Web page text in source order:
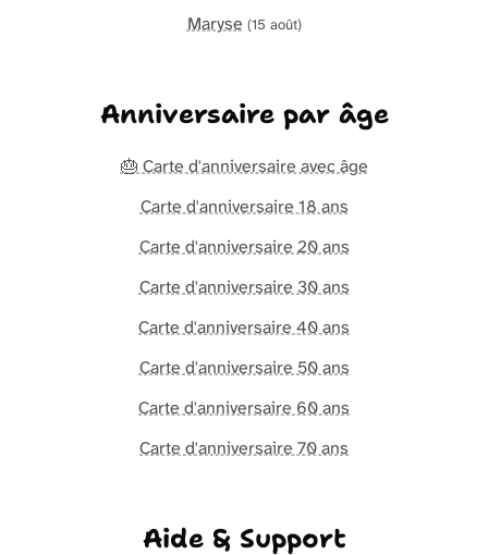
Maryse (15 août)
Anniversaire par âge
🎂 Carte d'anniversaire avec âge
Carte d'anniversaire 18 ans
Carte d'anniversaire 20 ans
Carte d'anniversaire 30 ans
Carte d'anniversaire 40 ans
Carte d'anniversaire 50 ans
Carte d'anniversaire 60 ans
Carte d'anniversaire 70 ans
Aide & Support